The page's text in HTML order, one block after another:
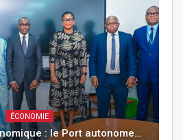
ÉCONOMIE
: le Port autonome…